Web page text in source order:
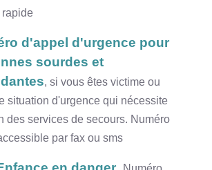
rapide
d'appel d'urgence pour
sourdes et
, si vous êtes victime ou
situation d'urgence qui nécessite
des services de secours. Numéro
par fax ou sms